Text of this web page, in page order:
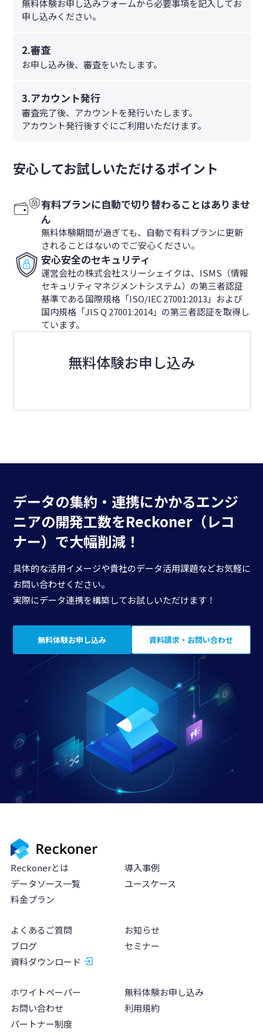
無料体験お申し込みフォームから必要事項を記入してお
申し込みください。
2.審査
お申し込み後、審査をいたします。
3.アカウント発行
審査完了後、アカウントを発行いたします。
アカウント発行後すぐにご利用いただけます。
安心してお試しいただけるポイント
有料プランに自動で切り替わることはありませ
ん
無料体験期間が過ぎても、自動で有料プランに更新
されることはないのでご安心ください。
安心安全のセキュリティ
運営会社の株式会社スリーシェイクは、ISMS（情報
セキュリティマネジメントシステム）の第三者認証
基準である国際規格「ISO/IEC 27001:2013」および
国内規格「JIS Q 27001:2014」の第三者認証を取得し
ています。
無料体験お申し込み
データの集約・連携にかかるエンジ
ニアの開発工数をReckoner（レコ
ナー）で大幅削減！
具体的な活用イメージや貴社のデータ活用課題などお気軽に
お問い合わせください。
実際にデータ連携を構築してお試しいただけます！
無料体験お申し込み 資料請求・お問い合わせ
Reckonerとは
導入事例
データソース一覧
ユースケース
料金プラン
よくあるご質問
お知らせ
ブログ
セミナー
資料ダウンロード
ホワイトペーパー
無料体験お申し込み
お問い合わせ
利用規約
パートナー制度